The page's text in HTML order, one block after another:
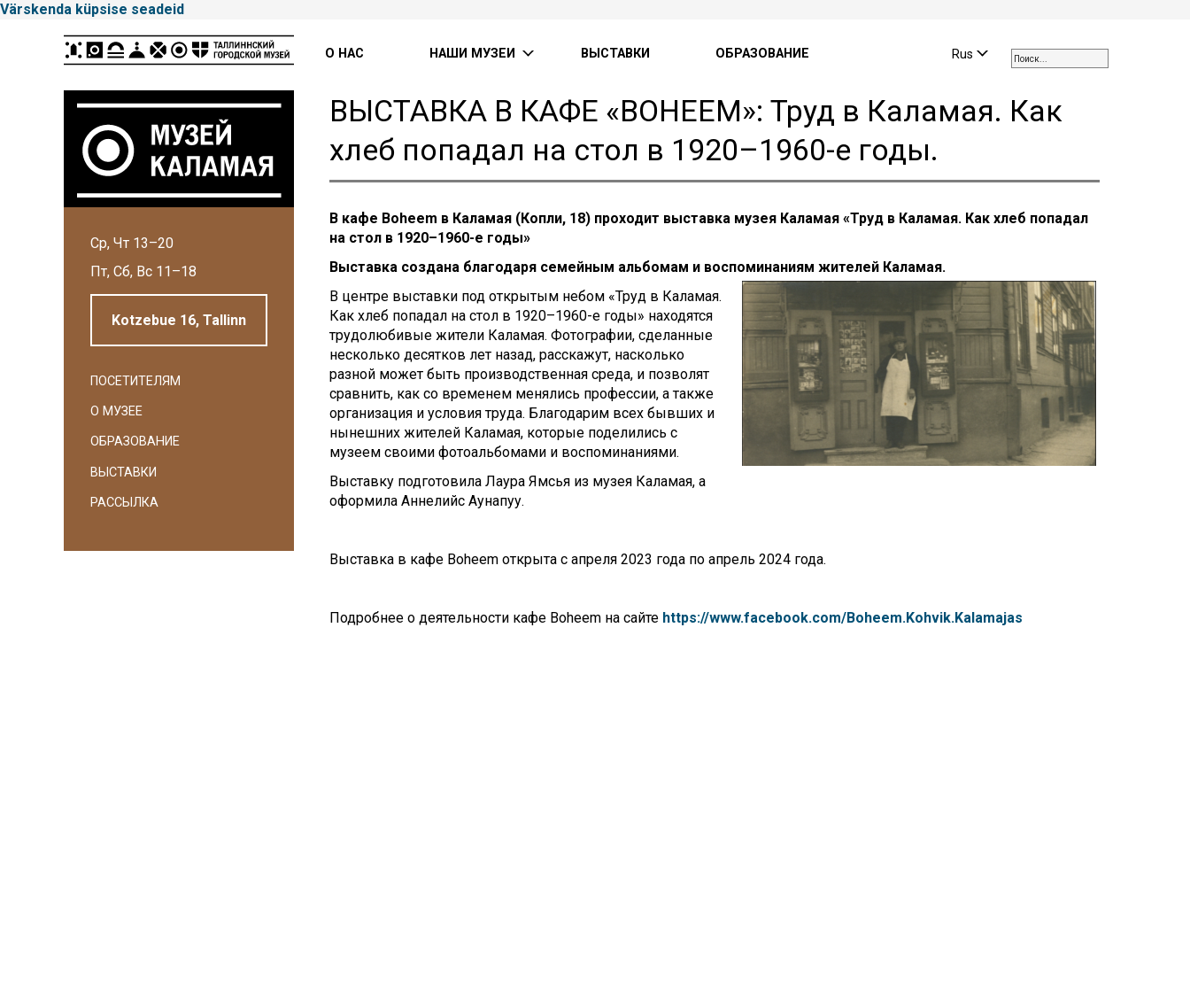
Värskenda küpsise seadeid
Linnamuuseum
the
up
Rus
Peamenüü
О НАС НАШИ МУЗЕИ ВЫСТАВКИ ОБРАЗОВАНИЕ
Ср, Чт 13–20
Пт, Сб, Вс 11–18
Kotzebue 16, Tallinn
ПОСЕТИТЕЛЯМ
О МУЗЕЕ
ОБРАЗОВАНИЕ
ВЫСТАВКИ
РАССЫЛКА
ВЫСТАВКА В КАФЕ «BOHEEM»: Труд в Каламая. Как
хлеб попадал на стол в 1920–1960-е годы.
В кафе Boheem в Каламая (Копли, 18) проходит выставка музея Каламая «Труд в Каламая. Как хлеб попадал
на стол в 1920–1960-е годы»
Выставка создана благодаря семейным альбомам и воспоминаниям жителей Каламая.
В центре выставки под открытым небом «Труд в Каламая.
Как хлеб попадал на стол в 1920–1960-е годы» находятся
трудолюбивые жители Каламая. Фотографии, сделанные
несколько десятков лет назад, расскажут, насколько
разной может быть производственная среда, и позволят
сравнить, как со временем менялись профессии, а также
организация и условия труда. Благодарим всех бывших и
нынешних жителей Каламая, которые поделились с
музеем своими фотоальбомами и воспоминаниями.
Выставку подготовила Лаура Ямсья из музея Каламая, а
оформила Аннелийс Аунапуу.
Выставка в кафе Boheem открыта с апреля 2023 года по апрель 2024 года.
Подробнее о деятельности кафе Boheem на сайте https://www.facebook.com/Boheem.Kohvik.Kalamajas